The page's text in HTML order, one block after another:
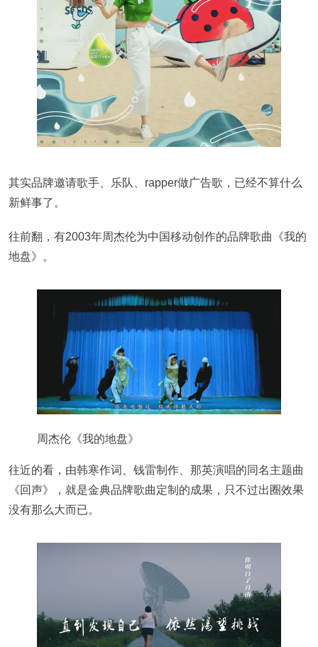
其实品牌邀请歌手、乐队、rapper做广告歌，已经不算什么
新鲜事了。
往前翻，有2003年周杰伦为中国移动创作的品牌歌曲《我的
地盘》。
周杰伦《我的地盘》
往近的看，由韩寒作词、钱雷制作、那英演唱的同名主题曲
《回声》，就是金典品牌歌曲定制的成果，只不过出圈效果
没有那么大而已。